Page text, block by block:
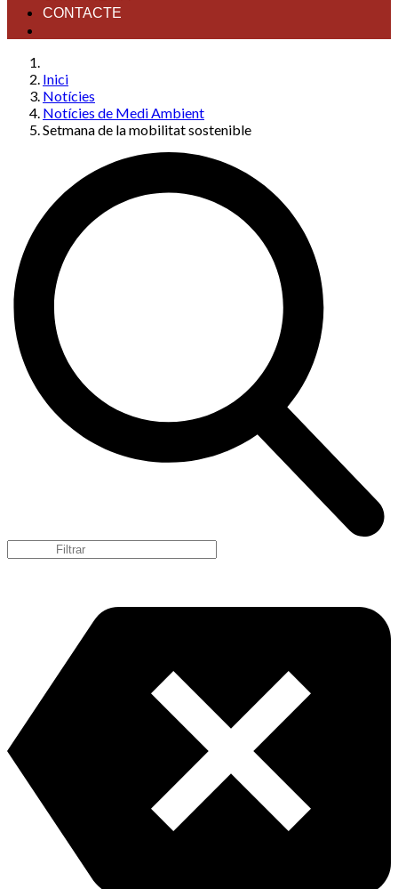
CONTACTE
Inici
Notícies
Notícies de Medi Ambient
Setmana de la mobilitat sostenible